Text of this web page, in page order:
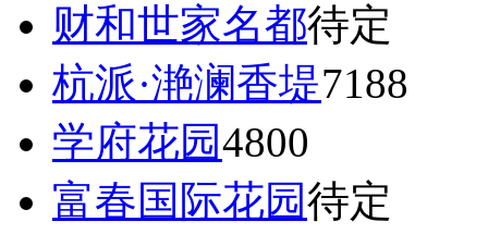
财和世家名都待定
杭派·滟澜香堤7188
学府花园4800
富春国际花园待定